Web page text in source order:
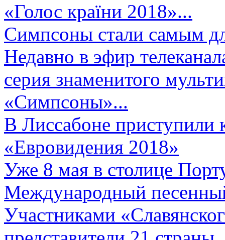
«Голос країни 2018»...
Симпсоны стали самым
Недавно в эфир
серия знаменитого
«Симпсоны»...
В Лиссабоне приступили
«Евровидения 2018»
Уже 8 мая в столице
Международный
Участниками